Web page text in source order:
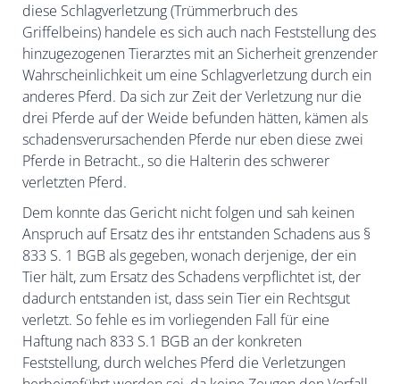
diese Schlagverletzung (Trümmerbruch des
Griffelbeins) handele es sich auch nach Feststellung des
hinzugezogenen Tierarztes mit an Sicherheit grenzender
Wahrscheinlichkeit um eine Schlagverletzung durch ein
anderes Pferd. Da sich zur Zeit der Verletzung nur die
drei Pferde auf der Weide befunden hätten, kämen als
schadensverursachenden Pferde nur eben diese zwei
Pferde in Betracht., so die Halterin des schwerer
verletzten Pferd.
Dem konnte das Gericht nicht folgen und sah keinen
Anspruch auf Ersatz des ihr entstanden Schadens aus §
833 S. 1 BGB als gegeben, wonach derjenige, der ein
Tier hält, zum Ersatz des Schadens verpflichtet ist, der
dadurch entstanden ist, dass sein Tier ein Rechtsgut
verletzt. So fehle es im vorliegenden Fall für eine
Haftung nach 833 S.1 BGB an der konkreten
Feststellung, durch welches Pferd die Verletzungen